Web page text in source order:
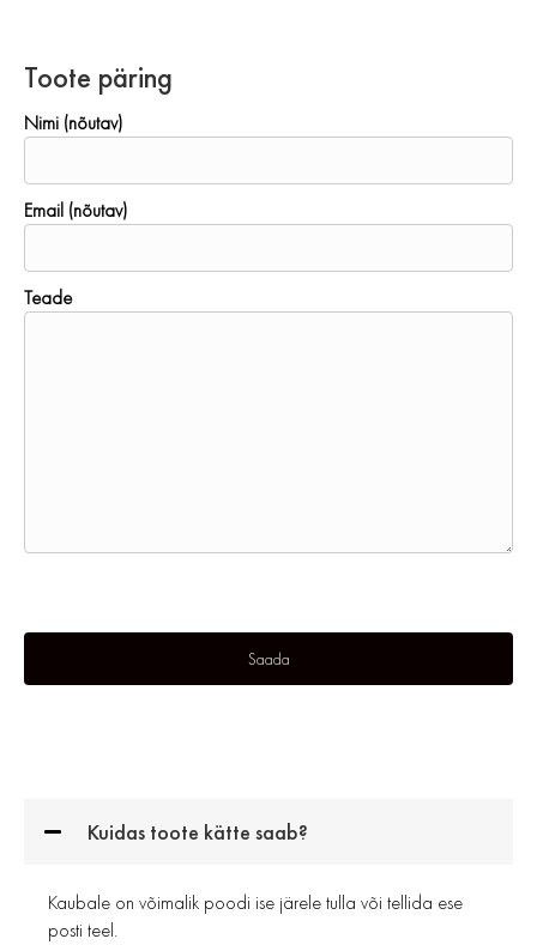
Toote päring
Nimi (nõutav)
Email (nõutav)
Teade
Kuidas toote kätte saab?
Kaubale on võimalik poodi ise järele tulla või tellida ese
posti teel.